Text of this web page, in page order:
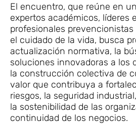
El encuentro, que reúne en
expertos académicos, líderes
profesionales
el cuidado de la vida, busca
actualización normativa, la
soluciones innovadoras a los
la construcción colectiva de
valor que contribuya a
riesgos, la seguridad
la sostenibilidad de las
continuidad de los negocios.